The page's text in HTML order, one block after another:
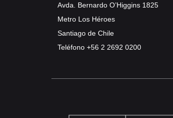
Avda. Bernardo O’Higgins 1825
Metro Los Héroes
Santiago de Chile
Teléfono +56 2 2692 0200